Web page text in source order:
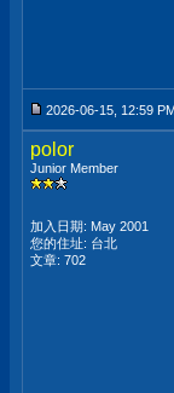
2026-06-15, 12:59
polor
Junior Member
加入日期: May 2001
您的住址: 台北
文章: 702